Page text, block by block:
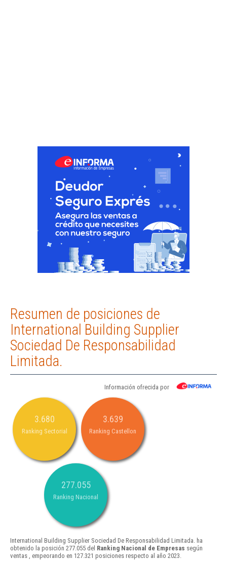
Resumen de posiciones de
International Building Supplier
Sociedad De Responsabilidad
Limitada.
Información ofrecida por
3.680
Ranking Sectorial
3.639
Ranking Castellon
277.055
Ranking Nacional
International Building Supplier Sociedad De Responsabilidad Limitada. ha
obtenido la posición 277.055 del Ranking Nacional de Empresas según
ventas , empeorando en 127.321 posiciones respecto al año 2023.